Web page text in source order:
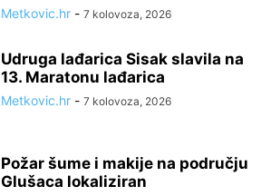
Metkovic.hr - 7 kolovoza, 2026
Udruga lađarica Sisak slavila na
13. Maratonu lađarica
Metkovic.hr - 7 kolovoza, 2026
Požar šume i makije na području
Glušaca lokaliziran